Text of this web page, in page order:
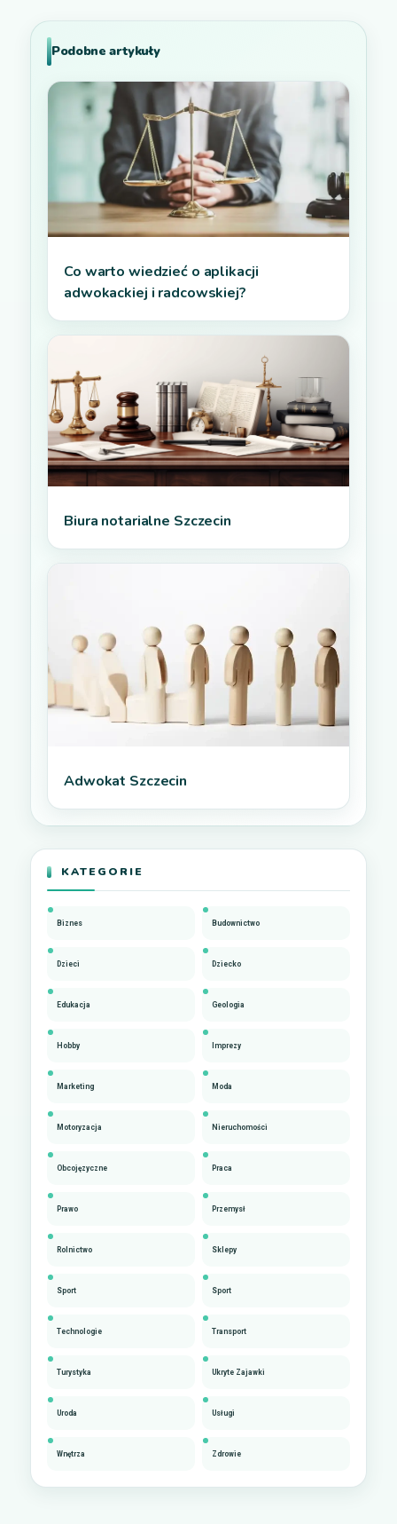
Podobne artykuły
Co warto wiedzieć o aplikacji
adwokackiej i radcowskiej?
Biura notarialne Szczecin
Adwokat Szczecin
KATEGORIE
Biznes Budownictwo
Dzieci Dziecko
Edukacja Geologia
Hobby Imprezy
Marketing Moda
Motoryzacja Nieruchomości
Obcojęzyczne Praca
Prawo Przemysł
Rolnictwo Sklepy
Sport Sport
Technologie Transport
Turystyka Ukryte Zajawki
Uroda Usługi
Wnętrza Zdrowie